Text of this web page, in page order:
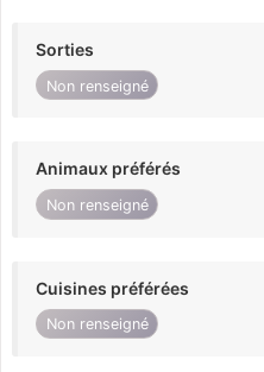
Sorties
Non renseigné
Animaux préférés
Non renseigné
Cuisines préférées
Non renseigné